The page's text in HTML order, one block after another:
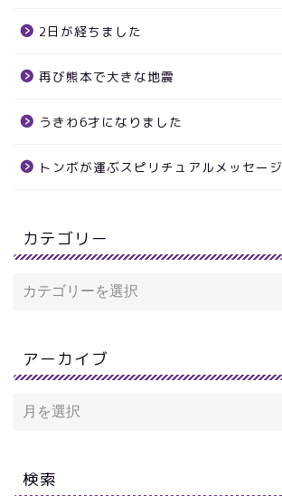
2日が経ちました
再び熊本で大きな地震
うきわ6才になりました
トンボが運ぶスピリチュアルメッセージ
カテゴリー
アーカイブ
検索